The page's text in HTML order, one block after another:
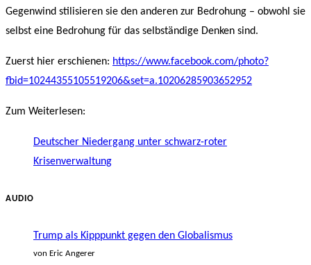
Gegenwind stilisieren sie den anderen zur Bedrohung – obwohl sie
selbst eine Bedrohung für das selbständige Denken sind.
Zuerst hier erschienen: https://www.facebook.com/photo?
fbid=10244355105519206&set=a.10206285903652952
Zum Weiterlesen:
Deutscher Niedergang unter schwarz-roter
Krisenverwaltung
AUDIO
Trump als Kipppunkt gegen den Globalismus
von Eric Angerer